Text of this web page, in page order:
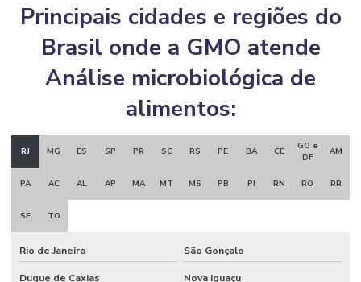
Principais cidades e regiões do
Brasil onde a GMO atende
Análise microbiológica de
alimentos:
RJ MG ES SP PR SC RS PE BA CE
GO e
DF
AM
PA AC AL AP MA MT MS PB PI RN RO RR
SE TO
Rio de Janeiro São Gonçalo
Duque de Caxias Nova Iguaçu